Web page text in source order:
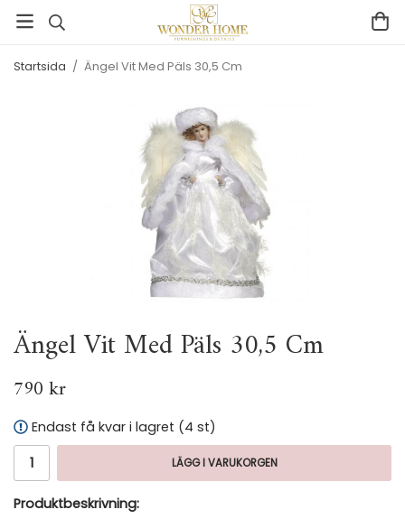
Startsida / Ängel Vit Med Päls 30,5 Cm
Ängel Vit Med Päls 30,5 Cm
790 kr
Endast få kvar i lagret (4 st)
LÄGG I VARUKORGEN
Produktbeskrivning: